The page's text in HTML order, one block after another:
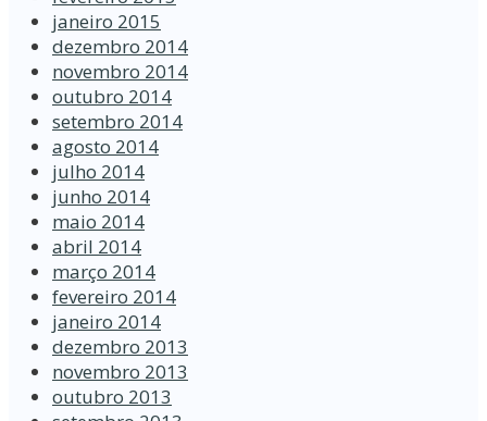
janeiro 2015
dezembro 2014
novembro 2014
outubro 2014
setembro 2014
agosto 2014
julho 2014
junho 2014
maio 2014
abril 2014
março 2014
fevereiro 2014
janeiro 2014
dezembro 2013
novembro 2013
outubro 2013